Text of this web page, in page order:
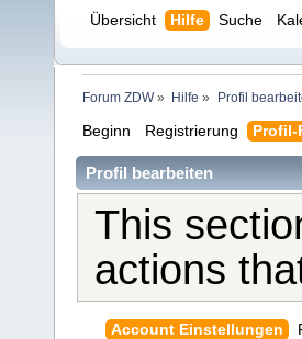
Übersicht Hilfe Suche
Forum ZDW» Hilfe » Profil
Beginn Registrierung Profil-
Profil bearbeiten
This
actions
Account Einstellungen